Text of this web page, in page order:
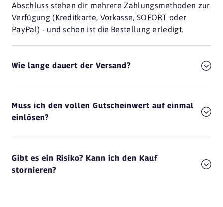
Abschluss stehen dir mehrere Zahlungsmethoden zur
Verfügung (Kreditkarte, Vorkasse, SOFORT oder
PayPal) - und schon ist die Bestellung erledigt.
Wie lange dauert der Versand?
Muss ich den vollen Gutscheinwert auf einmal
einlösen?
Gibt es ein Risiko? Kann ich den Kauf
stornieren?